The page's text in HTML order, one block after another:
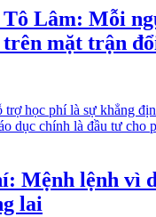
Lâm: Mỗi
trên mặt trận
Mệnh lệnh vì
lai